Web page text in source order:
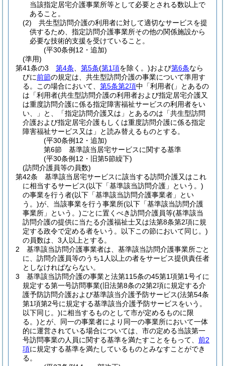
当該指定居宅介護事業所等として必要とされる数以上で
あること。
(2)
共生型訪問介護の利用者に対して適切なサービスを提
供するため、指定訪問介護事業所その他の関係施設から
必要な技術的支援を受けていること。
(平30条例12・追加)
(準用)
第41条の3
第4条 第5条(第1項を除く。)および第6条なら
びに前節の規定は、共生型訪問介護の事業について準用す
る。
この場合において、 第5条第2項中「利用者(」とあるの
は「利用者(共生型訪問介護の利用者および指定居宅介護又
は重度訪問介護に係る指定障害福祉サービスの利用者をい
い、」と、「指定訪問介護又は」とあるのは「共生型訪問
介護および指定居宅介護もしくは重度訪問介護に係る指定
障害福祉サービス又は」と読み替えるものとする。
(平30条例12・追加)
第6節
基準該当居宅サービスに関する基準
(平30条例12・旧第5節繰下)
(訪問介護員等の員数)
第42条
基準該当居宅サービスに該当する訪問介護又はこれ
に相当するサービス(以下「基準該当訪問介護」という。)
の事業を行う者(以下「基準該当訪問介護事業者」とい
う。)が、当該事業を行う事業所(以下「基準該当訪問介護
事業所」という。)ごとに置くべき訪問介護員等(基準該当
訪問介護の提供に当たる介護福祉士又は法第8条第2項に規
定する政令で定める者をいう。以下この節において同じ。)
の員数は、3人以上とする。
2
基準該当訪問介護事業者は、基準該当訪問介護事業所ごと
に、訪問介護員等のうち1人以上の者をサービス提供責任者
としなければならない。
3
基準該当訪問介護の事業と法第115条の45第1項第1号イに
規定する第一号訪問事業(旧法第8条の2第2項に規定する介
護予防訪問介護および基準該当介護予防サービス(法第54条
第1項第2号に規定する基準該当介護予防サービスをいう。
以下同じ。)に相当するものとして市が定めるものに限
る。)とが、同一の事業者により同一の事業所において一体
的に運営されている場合については、市の定める当該第一
号訪問事業の人員に関する基準を満たすことをもって、 前2
項に規定する基準を満たしているものとみなすことができ
る。